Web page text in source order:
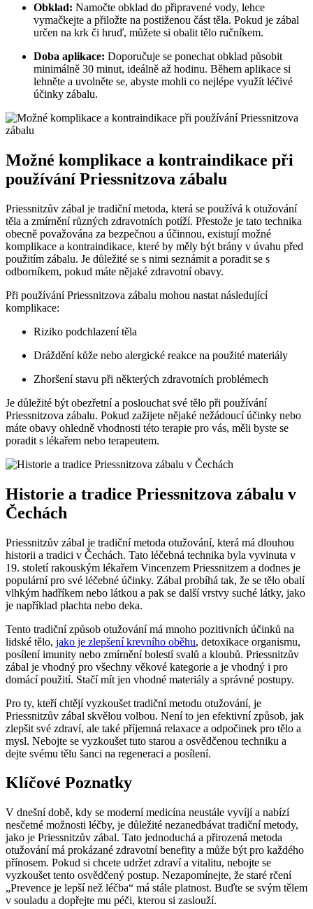
Obklad: Namočte obklad do připravené vody, lehce
vymačkejte a přiložte na postiženou část těla. Pokud je zábal
určen na krk či hruď, můžete si obalit tělo ručníkem.
Doba aplikace: Doporučuje se ponechat obklad působit
minimálně 30 minut, ideálně až hodinu. Během aplikace si
lehněte a uvolněte se, abyste mohli co nejlépe využít léčivé
účinky zábalu.
Možné komplikace a kontraindikace při
používání Priessnitzova zábalu
Priessnitzův zábal je tradiční metoda, která se používá k otužování
těla a zmírnění různých zdravotních potíží. Přestože je tato technika
obecně považována za bezpečnou a účinnou, existují možné
komplikace a kontraindikace, které by měly být brány v úvahu před
použitím zábalu. Je důležité se s nimi seznámit a poradit se s
odborníkem, pokud máte nějaké zdravotní obavy.
Při používání Priessnitzova zábalu mohou nastat následující
komplikace:
Riziko podchlazení těla
Dráždění kůže nebo alergické reakce na použité materiály
Zhoršení stavu při některých zdravotních problémech
Je důležité být obezřetní a poslouchat své tělo při používání
Priessnitzova zábalu. Pokud zažijete nějaké nežádoucí účinky nebo
máte obavy ohledně vhodnosti této terapie pro vás, měli byste se
poradit s lékařem nebo terapeutem.
Historie a tradice Priessnitzova zábalu v
Čechách
Priessnitzův zábal je tradiční metoda otužování, která má dlouhou
historii a tradici v Čechách. Tato léčebná technika byla vyvinuta v
19. století rakouským lékařem Vincenzem Priessnitzem a dodnes je
populární pro své léčebné účinky. Zábal probíhá tak, že se tělo obalí
vlhkým hadříkem nebo látkou a pak se další vrstvy suché látky, jako
je například plachta nebo deka.
Tento tradiční způsob otužování má mnoho pozitivních účinků na
lidské tělo, jako je zlepšení krevního oběhu, detoxikace organismu,
posílení imunity nebo zmírnění bolestí svalů a kloubů. Priessnitzův
zábal je vhodný pro všechny věkové kategorie a je vhodný i pro
domácí použití. Stačí mít jen vhodné materiály a správné postupy.
Pro ty, kteří chtějí vyzkoušet tradiční metodu otužování, je
Priessnitzův zábal skvělou volbou. Není to jen efektivní způsob, jak
zlepšit své zdraví, ale také příjemná relaxace a odpočinek pro tělo a
mysl. Nebojte se vyzkoušet tuto starou a osvědčenou techniku a
dejte svému tělu šanci na regeneraci a posílení.
Klíčové Poznatky
V dnešní době, kdy se moderní medicína neustále vyvíjí a nabízí
nesčetné možnosti léčby, je důležité nezanedbávat tradiční metody,
jako je Priessnitzův zábal. Tato jednoduchá a přirozená metoda
otužování má prokázané zdravotní benefity a může být pro každého
přínosem. Pokud si chcete udržet zdraví a vitalitu, nebojte se
vyzkoušet tento osvědčený postup. Nezapomínejte, že staré rčení
„Prevence je lepší než léčba“ má stále platnost. Buďte se svým tělem
v souladu a dopřejte mu péči, kterou si zaslouží.